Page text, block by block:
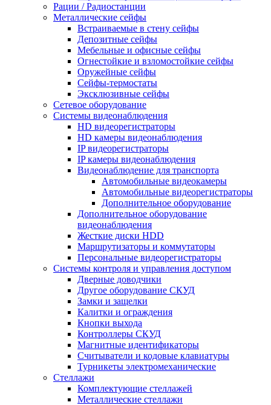
Рации / Радиостанции
Металлические сейфы
Встраиваемые в стену сейфы
Депозитные сейфы
Мебельные и офисные сейфы
Огнестойкие и взломостойкие сейфы
Оружейные сейфы
Сейфы-термостаты
Эксклюзивные сейфы
Сетевое оборудование
Системы видеонаблюдения
HD видеорегистраторы
HD камеры видеонаблюдения
IP видеорегистраторы
IP камеры видеонаблюдения
Видеонаблюдение для транспорта
Автомобильные видеокамеры
Автомобильные видеорегистраторы
Дополнительное оборудование
Дополнительное оборудование
видеонаблюдения
Жесткие диски HDD
Маршрутизаторы и коммутаторы
Персональные видеорегистраторы
Системы контроля и управления доступом
Дверные доводчики
Другое оборудование СКУД
Замки и защелки
Калитки и ограждения
Кнопки выхода
Контроллеры СКУД
Магнитные идентификаторы
Считыватели и кодовые клавиатуры
Турникеты электромеханические
Стеллажи
Комплектующие стеллажей
Металлические стеллажи